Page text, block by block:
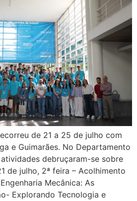
de 21 a 25 de julho com
e Guimarães. No Departamento
debruçaram-se sobre
de julho, 2ª feira – Acolhimento
Mecânica: As
Explorando Tecnologia e